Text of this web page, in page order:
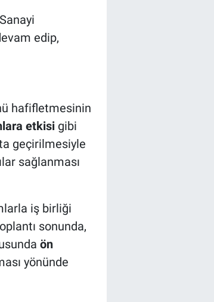
edip,
hafifletmesinin
etkisigibi
geçirilmesiyle
sağlanması
iş birliği
sonunda,
ön
yönünde